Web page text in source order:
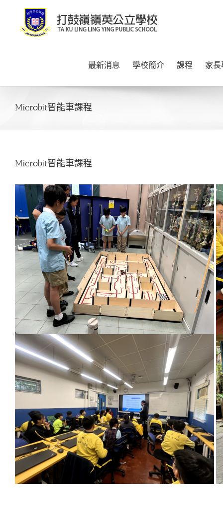
content
最新消息 學校簡介 課程 家
Microbit智能車課程
Microbit智能車課程